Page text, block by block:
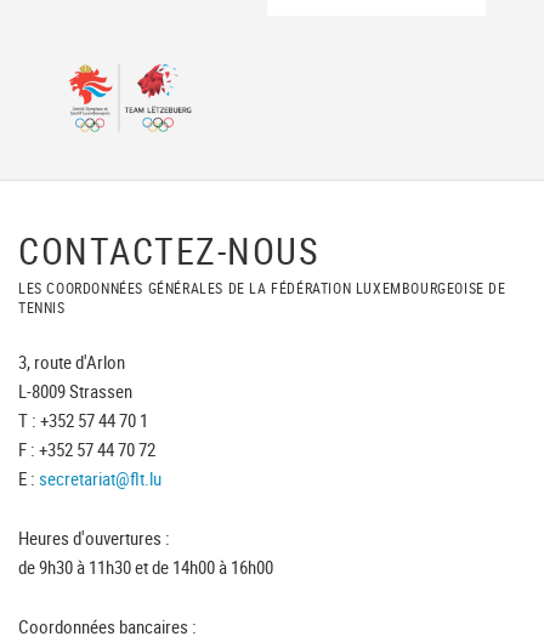
CONTACTEZ-NOUS
LES COORDONNÉES GÉNÉRALES DE LA FÉDÉRATION LUXEMBOURGEOISE DE
TENNIS
3, route d'Arlon
L-8009 Strassen
T : +352 57 44 70 1
F : +352 57 44 70 72
E : secretariat@flt.lu
Heures d'ouvertures :
de 9h30 à 11h30 et de 14h00 à 16h00
Coordonnées bancaires :